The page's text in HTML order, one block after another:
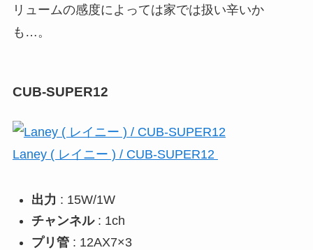
リュームの感度によっては家では扱い辛いか
も…。
CUB-SUPER12
Laney ( レイニー ) / CUB-SUPER12
出力 : 15W/1W
チャンネル: 1ch
プリ管: 12AX7×3